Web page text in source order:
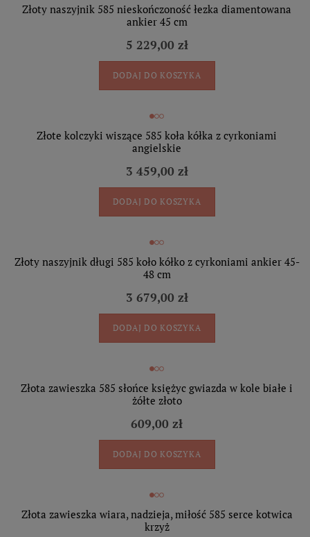
Złoty naszyjnik 585 nieskończoność łezka diamentowana
ankier 45 cm
5 229,00 zł
DODAJ DO KOSZYKA
Złote kolczyki wiszące 585 koła kółka z cyrkoniami
angielskie
3 459,00 zł
DODAJ DO KOSZYKA
Złoty naszyjnik długi 585 koło kółko z cyrkoniami ankier 45-
48 cm
3 679,00 zł
DODAJ DO KOSZYKA
Złota zawieszka 585 słońce księżyc gwiazda w kole białe i
żółte złoto
609,00 zł
DODAJ DO KOSZYKA
Złota zawieszka wiara, nadzieja, miłość 585 serce kotwica
krzyż